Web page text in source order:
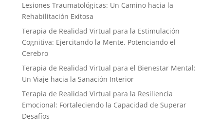
Lesiones Traumatológicas: Un Camino hacia la
Rehabilitación Exitosa
Terapia de Realidad Virtual para la Estimulación
Cognitiva: Ejercitando la Mente, Potenciando el
Cerebro
Terapia de Realidad Virtual para el Bienestar Mental:
Un Viaje hacia la Sanación Interior
Terapia de Realidad Virtual para la Resiliencia
Emocional: Fortaleciendo la Capacidad de Superar
Desafíos